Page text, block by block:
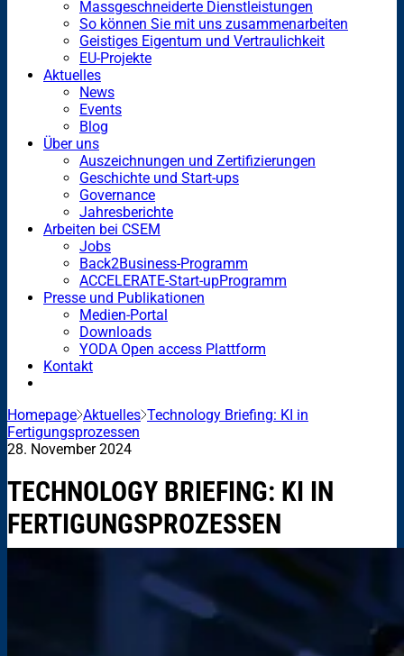
Massgeschneiderte Dienstleistungen
So können Sie mit uns zusammenarbeiten
Geistiges Eigentum und Vertraulichkeit
EU-Projekte
Aktuelles
News
Events
Blog
Über uns
Auszeichnungen und Zertifizierungen
Geschichte und Start-ups
Governance
Jahresberichte
Arbeiten bei CSEM
Jobs
Back2Business-Programm
ACCELERATE-Start-upProgramm
Presse und Publikationen
Medien-Portal
Downloads
YODA Open access Plattform
Kontakt
Homepage Aktuelles Technology Briefing: KI in
Fertigungsprozessen
28. November 2024
TECHNOLOGY BRIEFING: KI IN
FERTIGUNGSPROZESSEN